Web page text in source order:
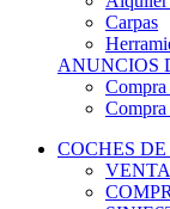
Carpas
ANUNCIOS
COCHES